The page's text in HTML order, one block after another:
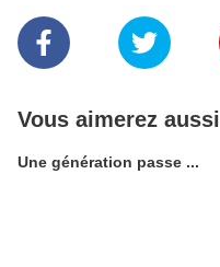
Vous aimerez aussi
Une génération passe ...